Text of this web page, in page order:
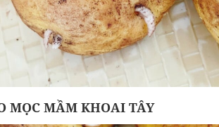
MỌC MẦM KHOAI TÂY